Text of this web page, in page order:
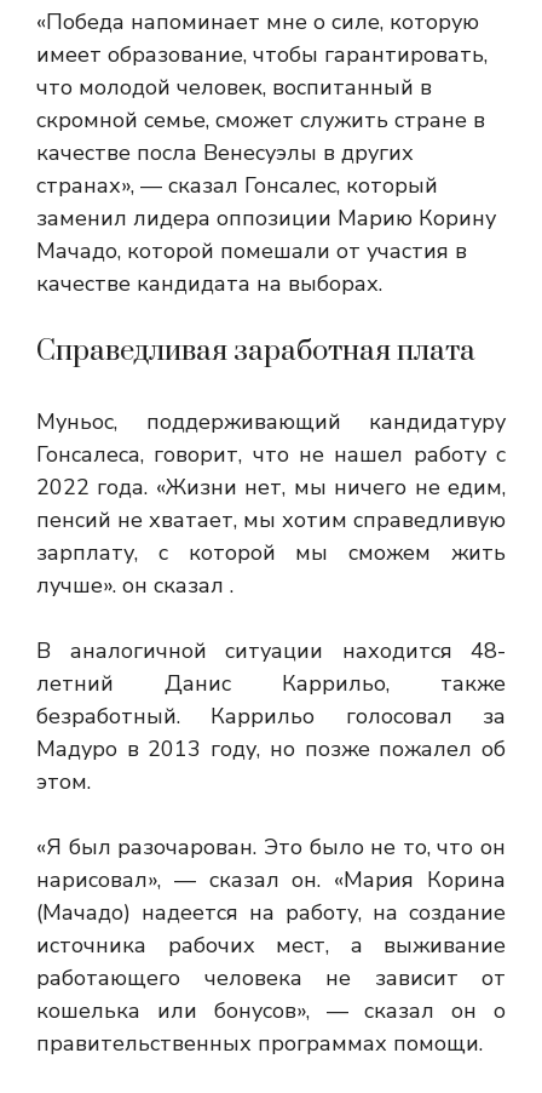
«Победа напоминает мне о силе, которую
имеет образование, чтобы гарантировать,
что молодой человек, воспитанный в
скромной семье, сможет служить стране в
качестве посла Венесуэлы в других
странах», — сказал Гонсалес, который
заменил лидера оппозиции Марию Корину
Мачадо, которой помешали от участия в
качестве кандидата на выборах.
Справедливая заработная плата
Муньос, поддерживающий кандидатуру
Гонсалеса, говорит, что не нашел работу с
2022 года. «Жизни нет, мы ничего не едим,
пенсий не хватает, мы хотим справедливую
зарплату, с которой мы сможем жить
лучше». он сказал .
В аналогичной ситуации находится 48-
летний Данис Каррильо, также
безработный. Каррильо голосовал за
Мадуро в 2013 году, но позже пожалел об
этом.
«Я был разочарован. Это было не то, что он
нарисовал», — сказал он. «Мария Корина
(Мачадо) надеется на работу, на создание
источника рабочих мест, а выживание
работающего человека не зависит от
кошелька или бонусов», — сказал он о
правительственных программах помощи.